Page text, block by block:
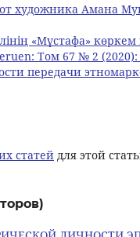
художника Амана
«Мұстафа»
Том 67 № 2
передачи
статей для этой